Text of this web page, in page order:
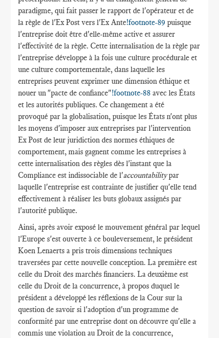
paradigme, qui fait passer le rapport de l'opérateur et de
la règle de l'Ex Post vers l'Ex Ante!footnote-89 puisque
l'entreprise doit être d'elle-même active et assurer
l'effectivité de la règle. Cette internalisation de la règle par
l'entreprise développe à la fois une culture procédurale et
une culture comportementale, dans laquelle les
entreprises peuvent exprimer une dimension éthique et
nouer un "pacte de confiance"!footnote-88 avec les États
et les autorités publiques. Ce changement a été
provoqué par la globalisation, puisque les États n'ont plus
les moyens d'imposer aux entreprises par l'intervention
Ex Post de leur juridiction des normes éthiques de
comportement, mais gagnent comme les entreprises à
cette internalisation des règles dès l'instant que la
Compliance est indissociable de l'accountabilitypar
laquelle l'entreprise est contrainte de justifier qu'elle tend
effectivement à réaliser les buts globaux assignés par
l'autorité publique.
Ainsi, après avoir exposé le mouvement général par lequel
l'Europe s'est ouverte à ce bouleversement, le président
Koen Lenaerts a pris trois dimensions techniques
traversées par cette nouvelle conception. La première est
celle du Droit des marchés financiers. La deuxième est
celle du Droit de la concurrence, à propos duquel le
président a développé les réflexions de la Cour sur la
question de savoir si l'adoption d'un programme de
conformité par une entreprise dont on découvre qu'elle a
commis une violation au Droit de la concurrence,